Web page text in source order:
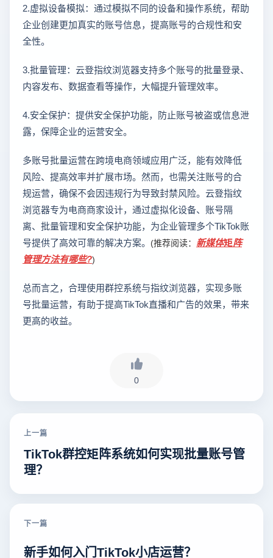
2.虚拟设备模拟：通过模拟不同的设备和操作系统，帮助
企业创建更加真实的账号信息，提高账号的合规性和安
全性。
3.批量管理：云登指纹浏览器支持多个账号的批量登录、
内容发布、数据查看等操作，大幅提升管理效率。
4.安全保护：提供安全保护功能，防止账号被盗或信息泄
露，保障企业的运营安全。
多账号批量运营在跨境电商领域应用广泛，能有效降低
风险、提高效率并扩展市场。然而，也需关注账号的合
规运营，确保不会因违规行为导致封禁风险。云登指纹
浏览器专为电商商家设计，通过虚拟化设备、账号隔
离、批量管理和安全保护功能，为企业管理多个TikTok账
号提供了高效可靠的解决方案。 (推荐阅读： 新媒体矩阵
管理方法有哪些?)
总而言之，合理使用群控系统与指纹浏览器，实现多账
号批量运营，有助于提高TikTok直播和广告的效果，带来
更高的收益。
0
上一篇
TikTok群控矩阵系统如何实现批量账号管
理？
下一篇
新手如何入门TikTok小店运营？